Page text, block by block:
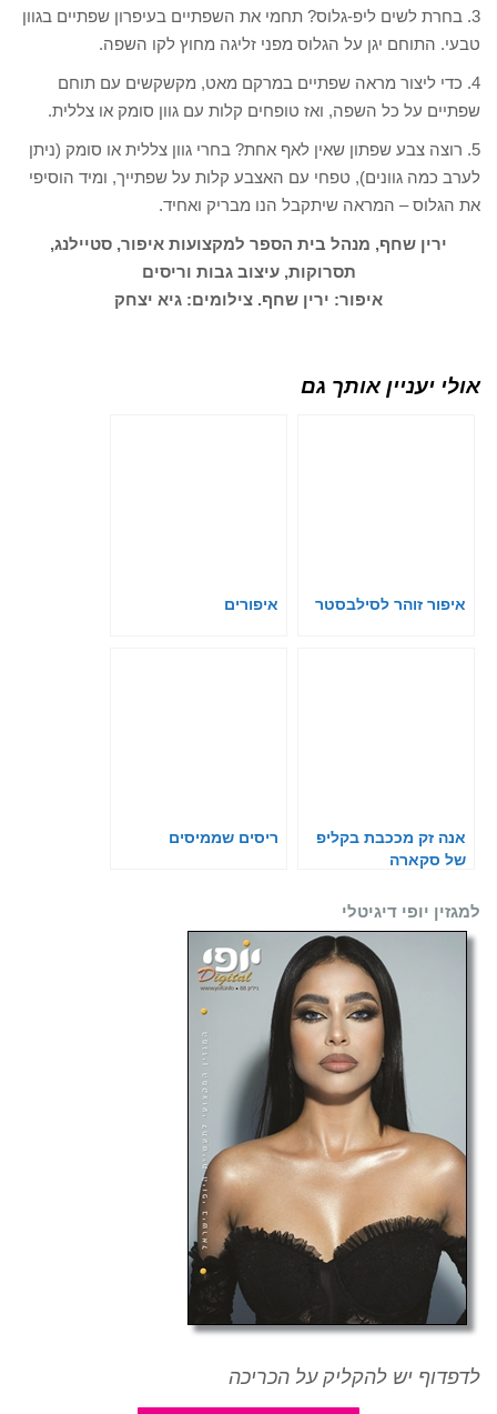
3. בחרת לשים ליפ-גלוס? תחמי את השפתיים בעיפרון שפתיים בגוון
טבעי. התוחם יגן על הגלוס מפני זליגה מחוץ לקו השפה.
4. כדי ליצור מראה שפתיים במרקם מאט, מקשקשים עם תוחם
שפתיים על כל השפה, ואז טופחים קלות עם גוון סומק או צללית.
5. רוצה צבע שפתון שאין לאף אחת? בחרי גוון צללית או סומק (ניתן
לערב כמה גוונים), טפחי עם האצבע קלות על שפתייך, ומיד הוסיפי
את הגלוס – המראה שיתקבל הנו מבריק ואחיד.
ירין שחף, מנהל בית הספר למקצועות איפור, סטיילנג,
תסרוקות, עיצוב גבות וריסים
איפור: ירין שחף. צילומים: גיא יצחק
אולי יעניין אותך גם
איפור זוהר לסילבסטר איפורים
אנה זק מככבת בקליפ
של סקארה
ריסים שממיסים
למגזין יופי דיגיטלי
לדפדוף יש להקליק על הכריכה